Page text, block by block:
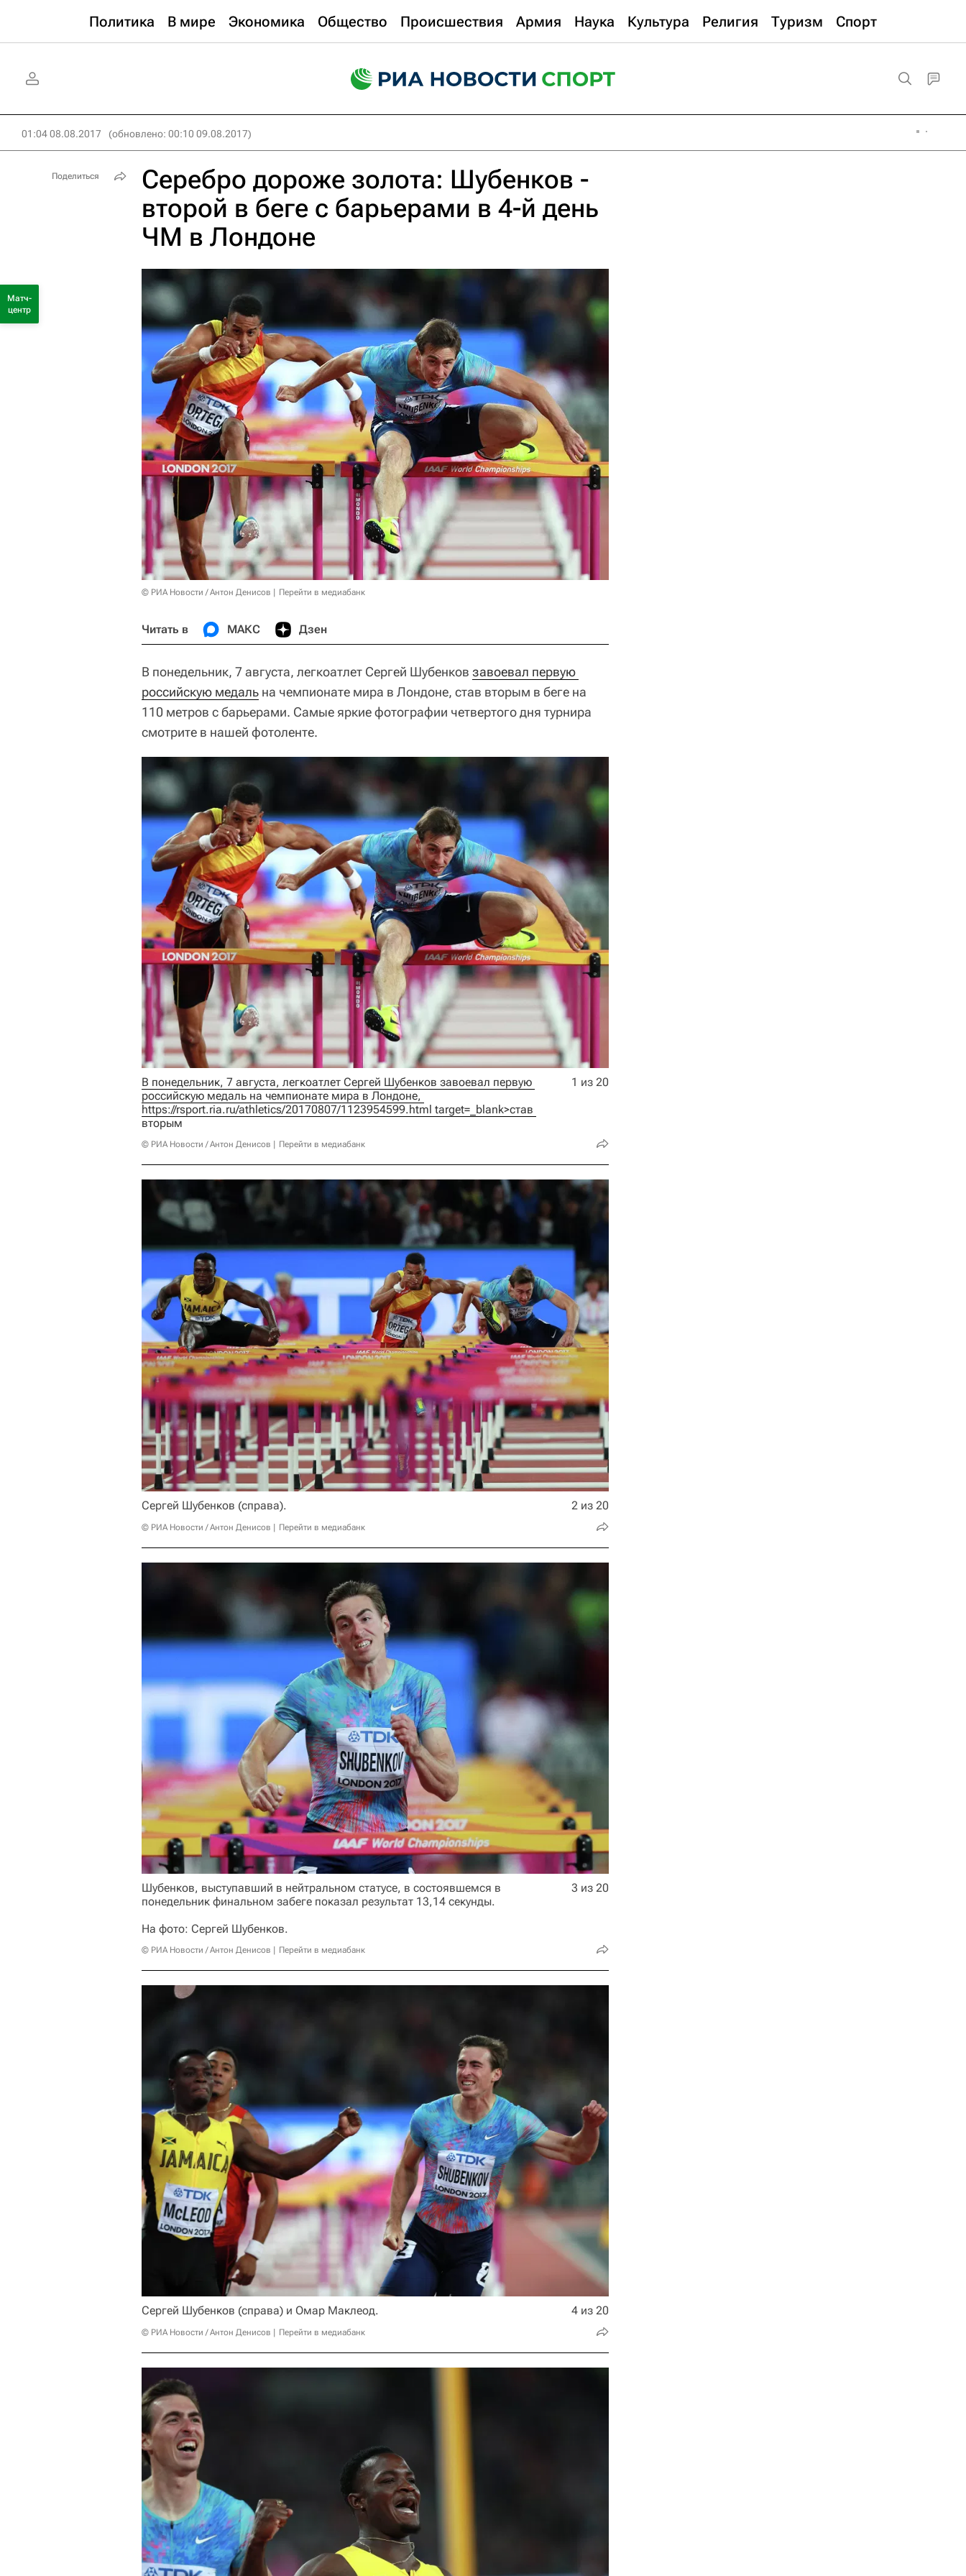
Политика В мире Экономика Общество Происшествия Армия Наука Культура Религия Туризм Спорт
01:04 08.08.2017 (обновлено: 00:10 09.08.2017)
Серебро дороже золота: Шубенков -
второй в беге с барьерами в 4-й день
ЧМ в Лондоне
© РИА Новости / Антон Денисов Перейти в медиабанк
Читать в МАКС Дзен
В понедельник, 7 августа, легкоатлет Сергей Шубенков завоевал первую
российскую медаль на чемпионате мира в Лондоне, став вторым в беге на
110 метров с барьерами. Самые яркие фотографии четвертого дня турнира
смотрите в нашей фотоленте.
В понедельник, 7 августа, легкоатлет Сергей Шубенков завоевал первую
https://rsport.ria.ru/athletics/20170807/1123954599.html target=_blank>став
вторым
© РИА Новости / Антон Денисов Перейти в медиабанк
1 из 20
Сергей Шубенков (справа).
© РИА Новости / Антон Денисов Перейти в медиабанк
2 из 20
Шубенков, выступавший в нейтральном статусе, в состоявшемся в
понедельник финальном забеге показал результат 13,14 секунды.
На фото: Сергей Шубенков.
© РИА Новости / Антон Денисов Перейти в медиабанк
3 из 20
Сергей Шубенков (справа) и Омар Маклеод.
© РИА Новости / Антон Денисов Перейти в медиабанк
4 из 20
Поделиться
Матч-
центр